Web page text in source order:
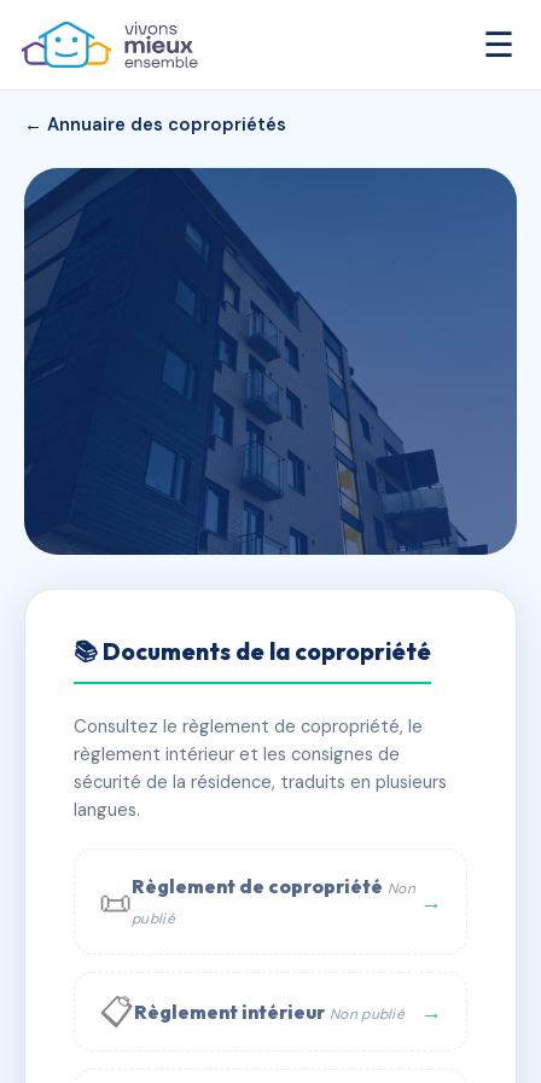
☰
← Annuaire des copropriétés
1 RUE VICTOR HUGO -
MS29044
📍 1 RUE VICTOR HUGO 90300 VALDOIE
✓ Immatriculée 🏠 11 lots 🏗 1 bâtiment(s)
📞 Contacter Syndic Digital 💬 WhatsApp
✉ Email
📚 Documents de la copropriété
Consultez le règlement de copropriété, le
règlement intérieur et les consignes de
sécurité de la résidence, traduits en plusieurs
langues.
📜Règlement de copropriété Non
publié
→
📋Règlement intérieur Non publié →